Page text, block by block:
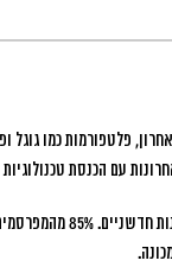
פלטפורמות כמו גוגל
עם הכנסת
85% מהמפרסמים